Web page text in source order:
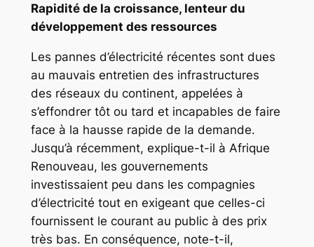
Rapidité de la croissance, lenteur du
développement des ressources
Les pannes d’électricité récentes sont dues
au mauvais entretien des infrastructures
des réseaux du continent, appelées à
s’effondrer tôt ou tard et incapables de faire
face à la hausse rapide de la demande.
Jusqu’à récemment, explique-t-il à Afrique
Renouveau, les gouvernements
investissaient peu dans les compagnies
d’électricité tout en exigeant que celles-ci
fournissent le courant au public à des prix
très bas. En conséquence, note-t-il,